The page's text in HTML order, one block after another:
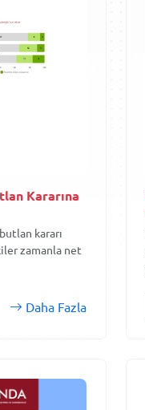
Kararına
kararı
zamanla net
Daha Fazla